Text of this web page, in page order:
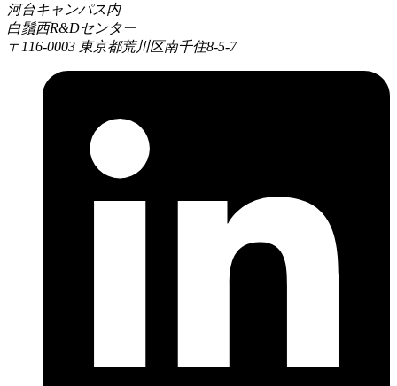
河台キャンパス内
白鬚西R&Dセンター
〒116-0003 東京都荒川区南千住8-5-7